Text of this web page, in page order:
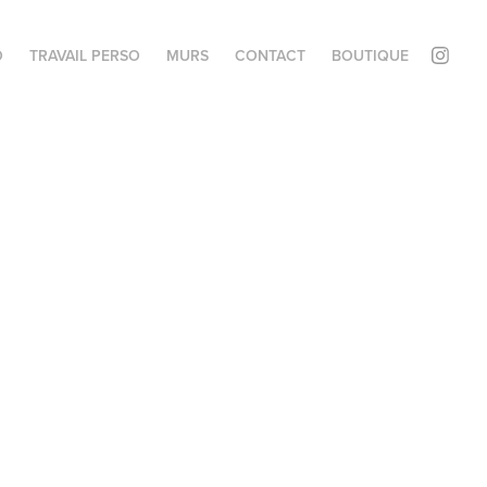
TRAVAIL PERSO MURS CONTACT BOUTIQUE